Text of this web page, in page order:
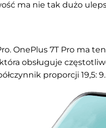
ma nie tak dużo
OnePlus 7T Pro ma
obsługuje
proporcji 19,5: 9.